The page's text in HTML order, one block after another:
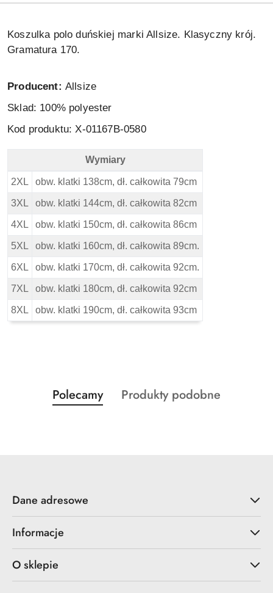
Koszulka polo duńskiej marki Allsize. Klasyczny krój.
Gramatura 170.
Producent: Allsize
Sklad: 100% polyester
Kod produktu: X-01167B-0580
North 56 4 Polo - Granat - Wymiary
Wymiary
2XL obw. klatki 138cm, dł. całkowita 79cm
3XL obw. klatki 144cm, dł. całkowita 82cm
4XL obw. klatki 150cm, dł. całkowita 86cm
5XL obw. klatki 160cm, dł. całkowita 89cm.
6XL obw. klatki 170cm, dł. całkowita 92cm.
7XL obw. klatki 180cm, dł. całkowita 92cm
8XL obw. klatki 190cm, dł. całkowita 93cm
Pomiń karuzelę produktów
Produkty
o
Polecamy
Produkty
Produkty podobne
Dane adresowe
Informacje
O sklepie